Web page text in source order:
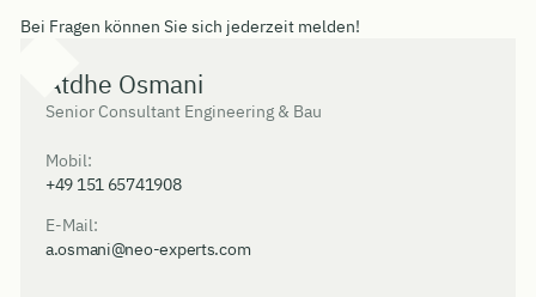
Bei Fragen können Sie sich jederzeit melden!
Atdhe Osmani
Senior Consultant Engineering & Bau
Mobil:
+49 151 65741908
E-Mail:
a.osmani@neo-experts.com